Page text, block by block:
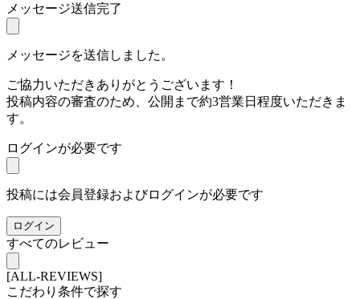
メッセージ送信完了
メッセージを送信しました。
ご協力いただきありがとうございます！
投稿内容の審査のため、公開まで約3営業日程度いただきま
す。
ログインが必要です
投稿には会員登録およびログインが必要です
ログイン
すべてのレビュー
[ALL-REVIEWS]
こだわり条件で探す